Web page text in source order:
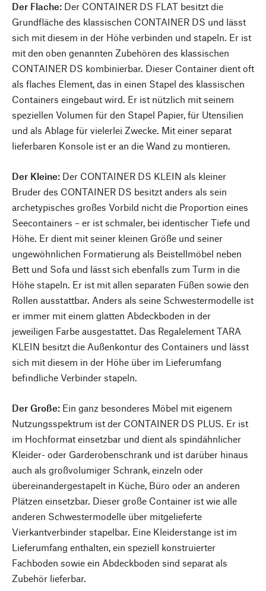
Der Flache: Der CONTAINER DS FLAT besitzt die
Grundfläche des klassischen CONTAINER DS und lässt
sich mit diesem in der Höhe verbinden und stapeln. Er ist
mit den oben genannten Zubehören des klassischen
CONTAINER DS kombinierbar. Dieser Container dient oft
als flaches Element, das in einen Stapel des klassischen
Containers eingebaut wird. Er ist nützlich mit seinem
speziellen Volumen für den Stapel Papier, für Utensilien
und als Ablage für vielerlei Zwecke. Mit einer separat
lieferbaren Konsole ist er an die Wand zu montieren.
Der Kleine: Der CONTAINER DS KLEIN als kleiner
Bruder des CONTAINER DS besitzt anders als sein
archetypisches großes Vorbild nicht die Proportion eines
Seecontainers – er ist schmaler, bei identischer Tiefe und
Höhe. Er dient mit seiner kleinen Größe und seiner
ungewöhnlichen Formatierung als Beistellmöbel neben
Bett und Sofa und lässt sich ebenfalls zum Turm in die
Höhe stapeln. Er ist mit allen separaten Füßen sowie den
Rollen ausstattbar. Anders als seine Schwestermodelle ist
er immer mit einem glatten Abdeckboden in der
jeweiligen Farbe ausgestattet. Das Regalelement TARA
KLEIN besitzt die Außenkontur des Containers und lässt
sich mit diesem in der Höhe über im Lieferumfang
befindliche Verbinder stapeln.
Der Große: Ein ganz besonderes Möbel mit eigenem
Nutzungsspektrum ist der CONTAINER DS PLUS. Er ist
im Hochformat einsetzbar und dient als spindähnlicher
Kleider- oder Garderobenschrank und ist darüber hinaus
auch als großvolumiger Schrank, einzeln oder
übereinandergestapelt in Küche, Büro oder an anderen
Plätzen einsetzbar. Dieser große Container ist wie alle
anderen Schwestermodelle über mitgelieferte
Vierkantverbinder stapelbar. Eine Kleiderstange ist im
Lieferumfang enthalten, ein speziell konstruierter
Fachboden sowie ein Abdeckboden sind separat als
Zubehör lieferbar.